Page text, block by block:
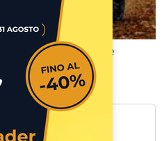
e Revisioni di Stime